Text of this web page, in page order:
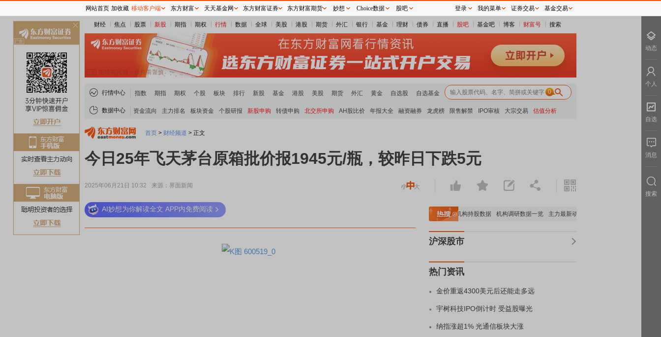
财经 焦点 股票 新股 期指 期权 行情 数据 全球 美股 港股 期货 外汇 银行 基金 理财 债券 直播 股吧 基金吧 博客 财富号 搜索
行情中心 指数 期指 期权 个股 板块 排行 新股 基金 港股 美股 期货 外汇 黄金 自选股 自选基金 0
数据中心 资金流向 主力排名 板块资金 个股研报 新股申购 转债申购 北交所申购 AH股比价 年报大全 融资融券 龙虎榜 限售解禁 IPO审核 大宗交易 估值分析
首页 > 财经频道 > 正文
今日25年飞天茅台原箱批价报1945元/瓶，较昨日下跌5元
2025年06月21日 10:32 来源：界面新闻
AI妙想为你解读全文 APP内免费阅读
稀土板块领涨 A股估值分析全览 重要机构持股数据 机构调研数据一览 主力最新动向
沪深股市
热门资讯
金价重返4300美元后还能走多远
宇树科技IPO倒计时 受益股曝光
纳指涨超1% 光通信板块大涨
网站首页 加收藏 移动客户端 东方财富 天天基金网 东方财富证券 东方财富期货 妙想 Choice数据 股吧 登录 我的菜单 证券交易 基金交易
动态
个人
自选
消息
搜索
关